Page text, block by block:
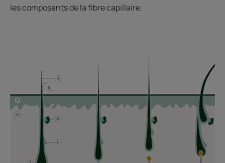
les composants de la fibre capillaire.